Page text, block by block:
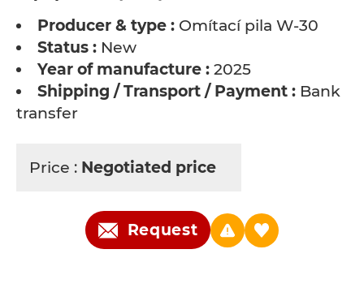
Producer & type : Omítací pila W-30
Status : New
Year of manufacture : 2025
Shipping / Transport / Payment : Bank
transfer
Price : Negotiated price
Request